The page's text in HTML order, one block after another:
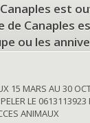
est
de Canaples
ou les
15 MARS AU 30
LE 0613113923
ANIMAUX